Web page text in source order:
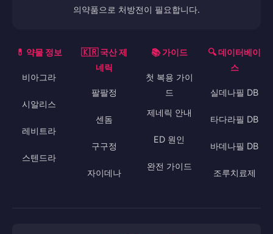
의약품으로 처방전이 필요합니다.
💊 약물 정보
비아그라
시알리스
레비트라
스텐드라
🇰🇷 국산 제
네릭
팔팔정
센돔
구구정
자이데나
📚 가이드
첫 복용 가이
드
제네릭 안내
ED 원인
완전 가이드
🔍 데이터베이
스
실데나필 DB
타다라필 DB
바데나필 DB
조루치료제